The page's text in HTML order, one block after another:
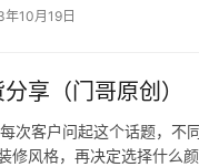
10月19日
享（门哥原创）
次客户问起这个话题，不
修风格，再决定选择什么